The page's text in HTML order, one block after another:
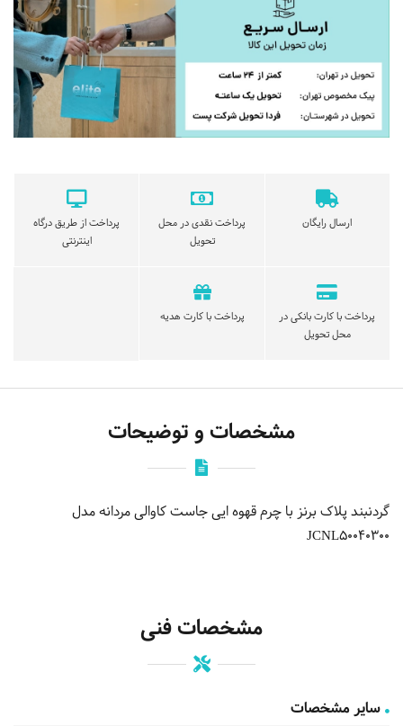
ارسال رایگان
پرداخت نقدی در محل
تحویل
پرداخت از طریق درگاه
اینترنتی
پرداخت با کارت بانکی در
محل تحویل
پرداخت با کارت هدیه
مشخصات و توضیحات
گردنبند پلاک برنز با چرم قهوه ایی جاست کاوالی مردانه مدل
JCNL50040300
مشخصات فنی
سایر مشخصات